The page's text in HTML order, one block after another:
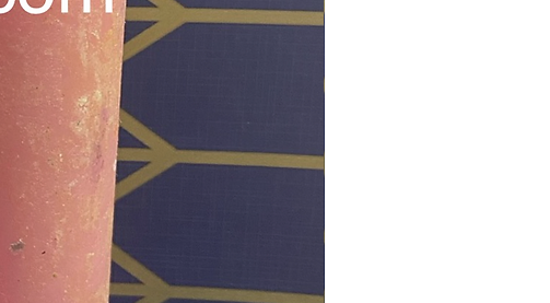
pido que siempre te asegures de que tu
dirección sea correcta para poder enviar
tus pedidos. Si la dirección es incorrecta,
te enviaré un mensaje y, si no recibes
respuesta, recibirás un reembolso
completo.
Cuidado de las velas
cuidado y un mantenimiento adecuado al
encender las velas. Mantenlas fuera del
alcance de niños y mascotas, y recuerda
apagarlas cuando no estén supervisadas.